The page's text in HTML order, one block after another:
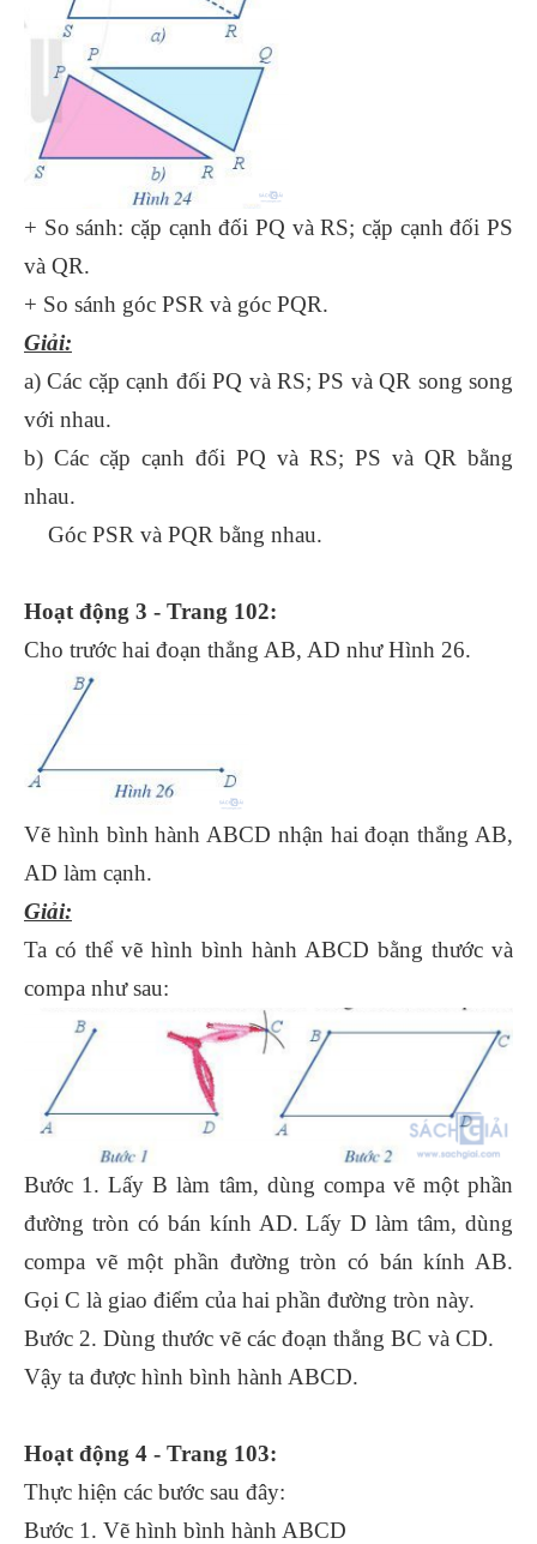
+ So sánh: cặp cạnh đối PQ và RS; cặp cạnh đối PS
và QR.
+ So sánh góc PSR và góc PQR.
Giải:
a) Các cặp cạnh đối PQ và RS; PS và QR song song
với nhau.
b) Các cặp cạnh đối PQ và RS; PS và QR bằng
nhau.
Góc PSR và PQR bằng nhau.
Hoạt động 3 - Trang 102:
Cho trước hai đoạn thẳng AB, AD như Hình 26.
Vẽ hình bình hành ABCD nhận hai đoạn thẳng AB,
AD làm cạnh.
Giải:
Ta có thể vẽ hình bình hành ABCD bằng thước và
compa như sau:
Bước 1. Lấy B làm tâm, dùng compa vẽ một phần
đường tròn có bán kính AD. Lấy D làm tâm, dùng
compa vẽ một phần đường tròn có bán kính AB.
Gọi C là giao điểm của hai phần đường tròn này.
Bước 2. Dùng thước vẽ các đoạn thẳng BC và CD.
Vậy ta được hình bình hành ABCD.
Hoạt động 4 - Trang 103:
Thực hiện các bước sau đây:
Bước 1. Vẽ hình bình hành ABCD